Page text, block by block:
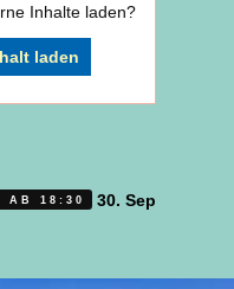
Inhalte laden?
laden
AB 18:30 30. Sep